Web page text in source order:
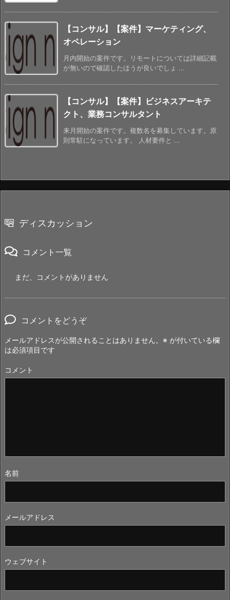
【コンサル】【案件】マーケティング、
オペレーション
月内開始の案件です。リモートについては詳細記載
が無いので確認したほうが良いでしょ ...
【コンサル】【案件】ビジネスアーキテ
クト、業務コンサルタント
来月開始の案件です。複数名を募集しています。原
則常駐になっています。 人材要件と ...
ディスカッション
コメント一覧
まだ、コメントがありません
コメントをどうぞ
メールアドレスが公開されることはありません。 ※ が付いている欄
は必須項目です
コメント
名前
メールアドレス
ウェブサイト